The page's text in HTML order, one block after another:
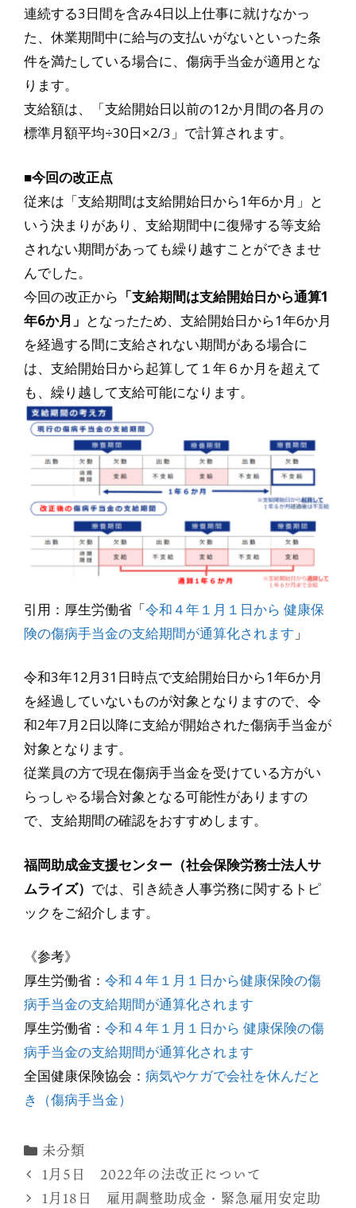
連続する3日間を含み4日以上仕事に就けなかっ
た、休業期間中に給与の支払いがないといった条
件を満たしている場合に、傷病手当金が適用とな
ります。
支給額は、「支給開始日以前の12か月間の各月の
標準月額平均÷30日×2/3」で計算されます。
■今回の改正点
従来は「支給期間は支給開始日から1年6か月」と
いう決まりがあり、支給期間中に復帰する等支給
されない期間があっても繰り越すことができませ
んでした。
今回の改正から 「支給期間は支給開始日から通算1
年6か月」 となったため、支給開始日から1年6か月
を経過する間に支給されない期間がある場合に
は、支給開始日から起算して１年６か月を超えて
も、繰り越して支給可能になります。
引用：厚生労働省「令和４年１月１日から 健康保
険の傷病手当金の支給期間が通算化されます 」
令和3年12月31日時点で支給開始日から1年6か月
を経過していないものが対象となりますので、令
和2年7月2日以降に支給が開始された傷病手当金が
対象となります。
従業員の方で現在傷病手当金を受けている方がい
らっしゃる場合対象となる可能性がありますの
で、支給期間の確認をおすすめします。
福岡助成金支援センター（社会保険労務士法人サ
ムライズ） では、引き続き人事労務に関するトピ
ックをご紹介します。
《参考》
厚生労働省： 令和４年１月１日から健康保険の傷
病手当金の支給期間が通算化されます
厚生労働省： 令和４年１月１日から 健康保険の傷
病手当金の支給期間が通算化されます
全国健康保険協会： 病気やケガで会社を休んだと
き（傷病手当金）
カ
テ
ゴ
未分類
1月5日 2022年の法改正について
1月18日 雇用調整助成金・緊急雇用安定助